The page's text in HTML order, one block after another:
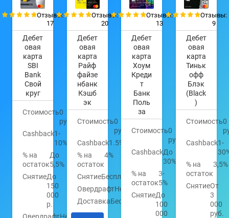
Отзывы:
17
Дебет
овая
карта
SBI
Bank
Свой
круг
Стоимость0
руб.
Cashback1-
10%
% на
остаток
До
5,5%
СнятиеДо
150
000
р.
ОвердрафтНет
Отзывы:
20
Дебет
овая
карта
Райф
файзе
нбанк
Кэшб
эк
Стоимость0
руб.
Cashback1.5%
% на
остаток
4%
СнятиеБесплатно
ОвердрафтНет
ДоставкаБесплатно
Отзывы:
13
Дебет
овая
карта
Хоум
Креди
т
Банк
Поль
за
Стоимость0
руб.
CashbackДо
30%
% на
остаток
3-
5%
СнятиеДо
100
000
Отзывы:
9
Дебет
овая
карта
Тиньк
офф
Блэк
(Black
)
Стоимость0
Cashback1-
% на
остаток
3,5%
СнятиеОт
3
000
руб.